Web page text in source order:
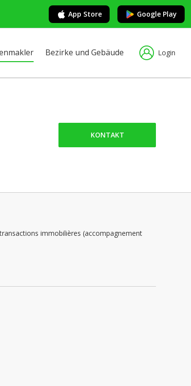
App Store Google Play
Bezirke und Gebäude Login
KONTAKT
immobilières (accompagnement